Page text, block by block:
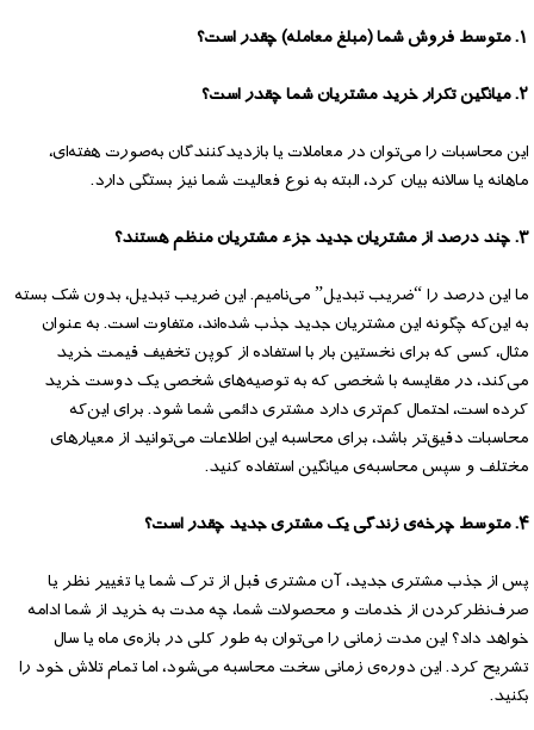
۱. متوسط فروش شما (مبلغ معامله) چقدر است؟
۲. میانگین تکرار خرید مشتریان شما چقدر است؟
این محاسبات را می‌توان در معاملات یا بازدیدکنندگان به‌صورت هفته‌ای،
ماهانه یا سالانه بیان کرد، البته به نوع فعالیت شما نیز بستگی دارد.
۳. چند درصد از مشتریان جدید جزء مشتریان منظم هستند؟
ما این درصد را “ضریب تبدیل” می‌نامیم. این ضریب تبدیل، بدون شک بسته
به این‌که چگونه این مشتریان جدید جذب شده‌اند، متفاوت است. به عنوان
مثال، کسی که برای نخستین بار با استفاده از کوپن تخفیف قیمت خرید
می‌کند، در مقایسه با شخصی که به توصیه‌های شخصی یک دوست خرید
کرده است، احتمال کم‌تری دارد مشتری دائمی شما شود. برای این‌که
محاسبات دقیق‌تر باشد، برای محاسبه این اطلاعات می‌توانید از معیارهای
مختلف و سپس محاسبه‌ی میانگین استفاده کنید.
۴. متوسط چرخه‌ی زندگی یک مشتری جدید چقدر است؟
پس از جذب مشتری جدید، آن مشتری قبل از ترک شما یا تغییر نظر یا
صرف‌نظرکردن از خدمات و محصولات شما، چه مدت به خرید از شما ادامه
خواهد داد؟ این مدت زمانی را می‌توان به طور کلی در بازه‌ی ماه یا سال
تشریح کرد. این دوره‌ی زمانی سخت محاسبه می‌شود، اما تمام تلاش خود را
بکنید.